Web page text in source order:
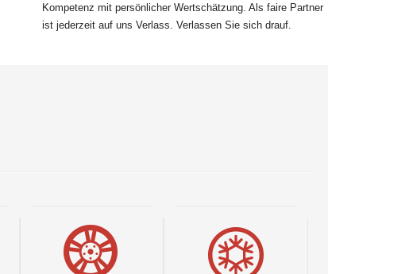
Kompetenz mit persönlicher Wertschätzung. Als faire Partner
ist jederzeit auf uns Verlass. Verlassen Sie sich drauf.